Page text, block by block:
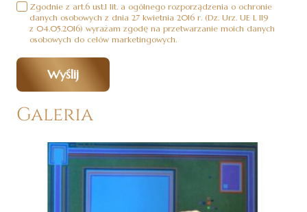
Zgodnie z art.6 ust.1 lit. a ogólnego rozporządzenia o ochronie
danych osobowych z dnia 27 kwietnia 2016 r. (Dz. Urz. UE L 119
z 04.05.2016) wyrażam zgodę na przetwarzanie moich danych
osobowych do celów marketingowych.
Wyślij
Galeria